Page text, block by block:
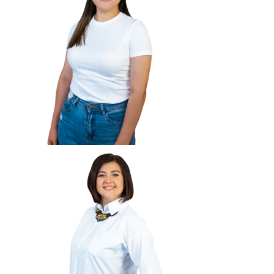
106,2 FM
Минзәлә
107,3 FM
Мөслим
100,0 FM
104,7 FM
Олы Әтнә
71,42 FM
Сарман